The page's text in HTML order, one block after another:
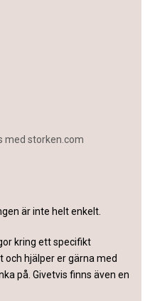
är inte helt enkelt.
kring ett specifikt
och hjälper er gärna med
på. Givetvis finns även en